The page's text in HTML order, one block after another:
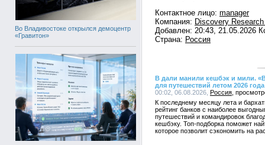
Во Владивостоке открылся демоцентр
«Гравитон»
Контактное лицо: manager
Компания: Discovery
Добавлен: 20:43, 21.05.2026
Страна: Россия
В дали манили кешбэк и мили.
для путешествий летом 2026 года
00:02, 06.08.2026, Россия
К последнему месяцу лета и
рейтинг банков с наиболее
путешествий и командировок
кешбэку. Топ-подборка поможет
которое позволит сэкономить на